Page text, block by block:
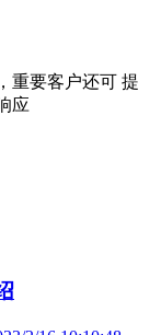
重要客户还可 提
应